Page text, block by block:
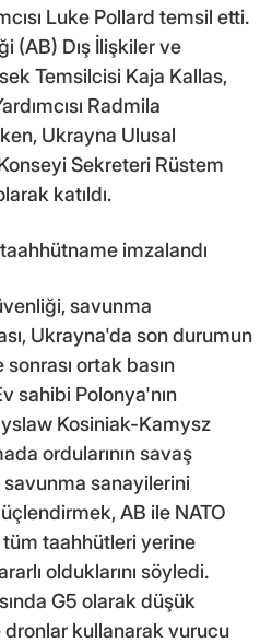
Luke Pollard temsil etti.
(AB) Dış İlişkiler ve
Temsilcisi Kaja Kallas,
Radmila
Ukrayna Ulusal
Sekreteri Rüstem
katıldı.
imzalandı
savunma
Ukrayna'da son durumun
sonrası ortak basın
sahibi Polonya'nın
Kosiniak-Kamysz
ordularının savaş
sanayilerini
AB ile NATO
taahhütleri yerine
olduklarını söyledi.
G5 olarak düşük
kullanarak vurucu